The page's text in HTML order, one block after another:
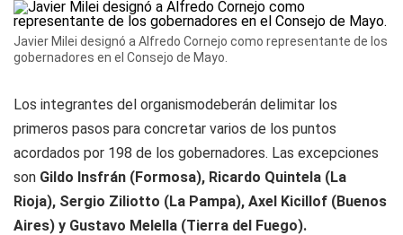
Javier Milei designó a Alfredo Cornejo como representante de los
gobernadores en el Consejo de Mayo.
Los integrantes del organismodeberán delimitar los
primeros pasos para concretar varios de los puntos
acordados por 198 de los gobernadores. Las excepciones
son Gildo Insfrán (Formosa), Ricardo Quintela (La
Rioja), Sergio Ziliotto (La Pampa), Axel Kicillof (Buenos
Aires) y Gustavo Melella (Tierra del Fuego).